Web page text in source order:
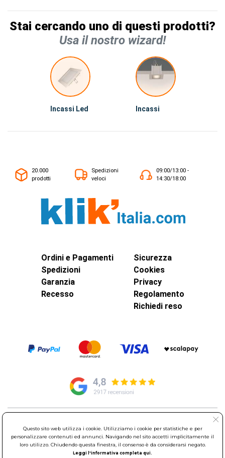
Stai cercando uno di questi prodotti?
Usa il nostro wizard!
Incassi Led Incassi
20.000
prodotti
Spedizioni
veloci
09:00/13:00 -
14:30/18:00
Ordini e Pagamenti
Spedizioni
Garanzia
Recesso
Sicurezza
Cookies
Privacy
Regolamento
Richiedi reso
00015 Monterotondo Scalo (RM)
Partita Iva: 01586761007 - Codice Fiscale: 06634500588 Capitale
Sociale 1.600.000,00 Euro i.v. Iscritto al Registro delle Imprese di
Questo sito web utilizza i cookie. Utilizziamo i cookie per statistiche e per
personalizzare contenuti ed annunci. Navigando nel sito accetti implicitamente il
loro utilizzo. Chiudendo questa finestra, il consenso è da considerarsi negato.
Leggi l'informativa completa qui.